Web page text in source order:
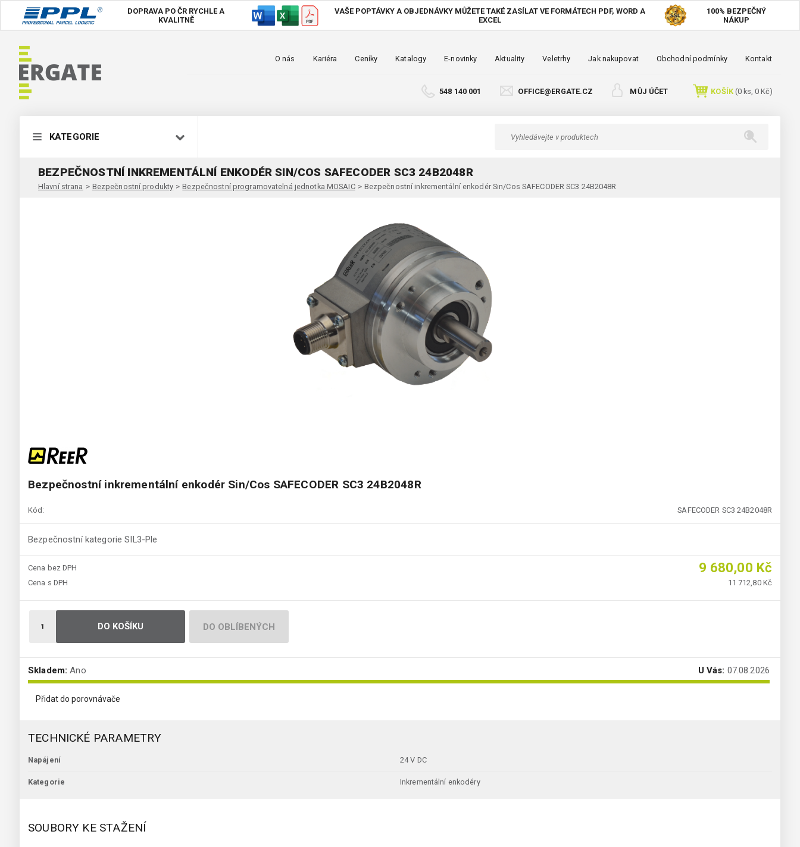
DOPRAVA PO ČR RYCHLE A
KVALITNĚ
VAŠE POPTÁVKY A OBJEDNÁVKY MŮŽETE TAKÉ ZASÍLAT VE FORMÁTECH PDF, WORD A
EXCEL
100% BEZPEČNÝ
NÁKUP
O nás Kariéra Ceníky Katalogy E-novinky Aktuality Veletrhy Jak nakupovat Obchodní podmínky Kontakt
548 140 001 OFFICE@ERGATE.CZ MŮJ ÚČET KOŠÍK(0ks, 0 Kč)
KATEGORIE
BEZPEČNOSTNÍ INKREMENTÁLNÍ ENKODÉR SIN/COS SAFECODER SC3 24B2048R
Hlavní strana > Bezpečnostní produkty > Bezpečnostní programovatelná jednotka MOSAIC > Bezpečnostní inkrementální enkodér Sin/Cos SAFECODER SC3 24B2048R
Bezpečnostní inkrementální enkodér Sin/Cos SAFECODER SC3 24B2048R
Kód: SAFECODER SC3 24B2048R
Bezpečnostní kategorie SIL3-Ple
Cena bez DPH 9 680,00 Kč
Cena s DPH 11 712,80 Kč
DO KOŠÍKU DO OBLÍBENÝCH
Skladem: Ano U Vás: 07.08.2026
Přidat do porovnávače
TECHNICKÉ PARAMETRY
Napájení 24 V DC
Kategorie Inkrementální enkodéry
SOUBORY KE STAŽENÍ